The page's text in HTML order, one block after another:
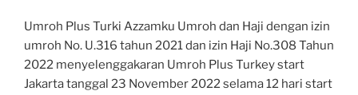
Umroh Plus Turki Azzamku Umroh dan Haji dengan izin
umroh No. U.316 tahun 2021 dan izin Haji No.308 Tahun
2022 menyelenggakaran Umroh Plus Turkey start
Jakarta tanggal 23 November 2022 selama 12 hari start